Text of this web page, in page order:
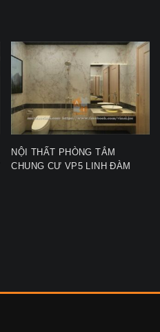
NỘI THẤT PHÒNG TẮM
CHUNG CƯ VP5 LINH ĐÀM